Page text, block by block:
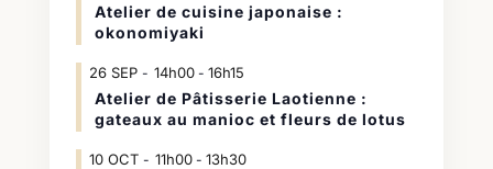
Atelier de cuisine japonaise :
okonomiyaki
26 SEP 14h00- 16h15
Atelier de Pâtisserie Laotienne :
gateaux au manioc et fleurs de lotus
10 OCT 11h00- 13h30